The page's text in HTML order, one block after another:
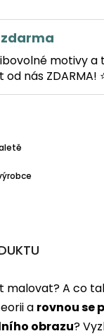
zdarma
motivy
nás ZDARMA!
malovat? A co
a rovnou se
obrazu?